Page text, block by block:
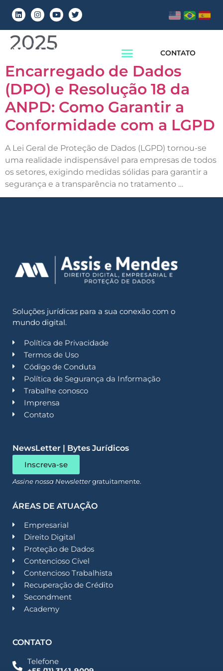
CONTATO
Dia:14 de março de
2025
Encarregado de Dados
(DPO) e Resolução 18 da
ANPD: Como Garantir a
Conformidade com a LGPD
A Lei Geral de Proteção de Dados (LGPD) tornou-se
uma realidade indispensável para empresas de todos
os setores, exigindo medidas sólidas para garantir a
segurança e a transparência no tratamento …
Soluções jurídicas para a sua conexão com o
mundo digital.
Política de Privacidade
Termos de Uso
Código de Conduta
Política de Segurança da Informação
Trabalhe conosco
Imprensa
Contato
NewsLetter | Bytes Jurídicos
Inscreva-se
Assine nossa Newslettergratuitamente.
ÁREAS DE ATUAÇÃO
Empresarial
Direito Digital
Proteção de Dados
Contencioso Cível
Contencioso Trabalhista
Recuperação de Crédito
Secondment
Academy
CONTATO
Telefone